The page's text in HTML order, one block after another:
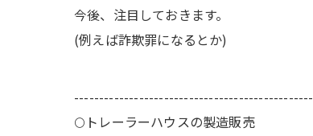
今後、注目しておきます。
(例えば詐欺罪になるとか)
🌕️トレーラーハウスの製造販売